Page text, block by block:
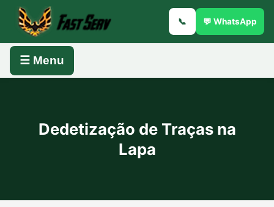
📞 💬 WhatsApp
☰ Menu
Dedetização de Traças na
Lapa